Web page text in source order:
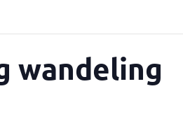
wandeling